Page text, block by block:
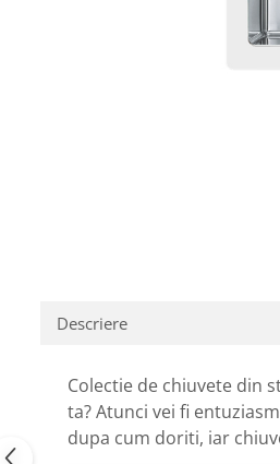
Descriere
Colectie de chiuvete din
ta? Atunci vei fi
dupa cum doriti, iar